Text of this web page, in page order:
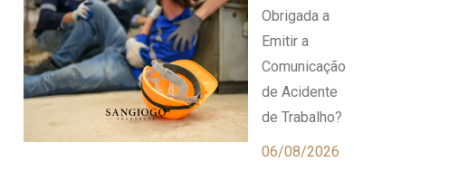
Obrigada a
Emitir a
Comunicação
de Acidente
de Trabalho?
06/08/2026